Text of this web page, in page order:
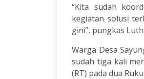
“Kita sudah
kegiatan solusi
gini”, pungkas
Warga Desa
sudah tiga kali
(RT) pada dua